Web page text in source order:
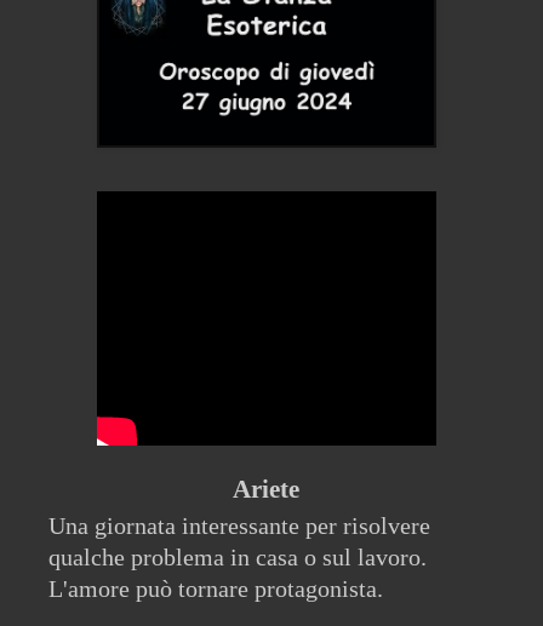
Ariete
Una giornata interessante per risolvere
qualche problema in casa o sul lavoro.
L'amore può tornare protagonista.